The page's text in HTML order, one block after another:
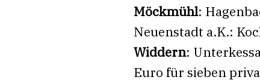
Möckmühl:
Neuenstadt a.K.:
Widdern:
Euro für sieben